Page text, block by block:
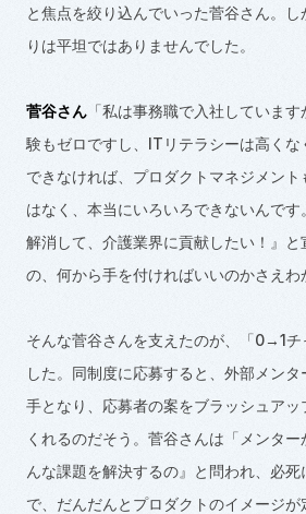
と焦点を絞り込んでいった菅谷さん。
りは平坦ではありませんでした。
菅谷さん「私は事務職で入社していま
験もゼロですし、ITリテラシーは高くな
できなければ、プロダクトマネジメン
はなく、本当にいろいろできないんで
解消して、介護業界に貢献したい！』
の、何から手を付ければいいのかさえわ
そんな菅谷さんを支えたのが、「0→1チ
した。同制度に応募すると、外部メン
手となり、応募者の案をブラッシュア
くれるのだそう。菅谷さんは「メンタ
んな課題を解決するの』と問われ、必
で、だんだんとプロダクトのイメージ